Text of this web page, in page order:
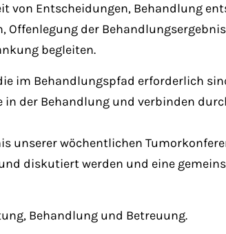
von Entscheidungen, Behandlung
der
begleiten.
im Behandlungspfad erforderlich
der Behandlung und verbinden
unserer wöchentlichen
diskutiert werden und eine
Behandlung und Betreuung.